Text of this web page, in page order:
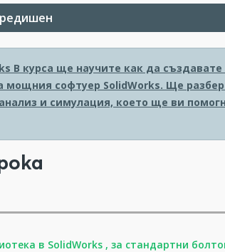
В курса ще научите как да
софтуер SolidWorks. Ще
и симулация, което ще ви
в SolidWorks , за стандартни